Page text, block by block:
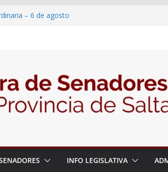
– 6 de agosto
2026 – 06/08/26 – Créase el Ente Salteño
y Control Vegetal
INFO LEGISLATIVA